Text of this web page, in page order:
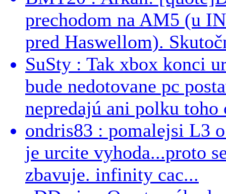
prechodom na AM5 (u
pred Haswellom).
SuSty : Tak xbox konci
bude nedotovane pc
nepredajú ani polku toho
ondris83 : pomalejsi L3
je urcite vyhoda...proto
zbavuje. infinity cac...